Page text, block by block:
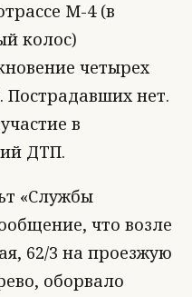
М-4 (в
колос)
четырех
Пострадавших нет.
в
ДТП.
«Службы
что возле
62/3 на проезжую
оборвало